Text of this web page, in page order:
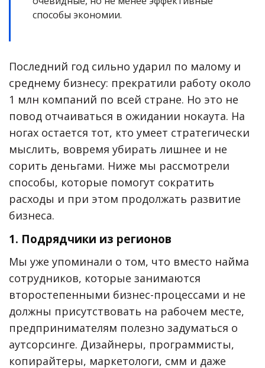
способы экономии.
Последний год сильно ударил по малому и
среднему бизнесу: прекратили работу около
1 млн компаний по всей стране. Но это не
повод отчаиваться в ожидании нокаута. На
ногах остается тот, кто умеет стратегически
мыслить, вовремя убирать лишнее и не
сорить деньгами. Ниже мы рассмотрели
способы, которые помогут сократить
расходы и при этом продолжать развитие
бизнеса.
1. Подрядчики из регионов
Мы уже упоминали о том, что вместо найма
сотрудников, которые занимаются
второстепенными бизнес-процессами и не
должны присутствовать на рабочем месте,
предпринимателям полезно задуматься о
аутсорсинге. Дизайнеры, программисты,
копирайтеры, маркетологи, смм и даже